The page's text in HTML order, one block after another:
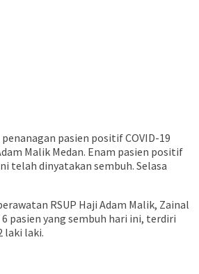
pasien positif COVID-19
Malik Medan. Enam pasien positif
telah dinyatakan sembuh. Selasa
RSUP Haji Adam Malik, Zainal
pasien yang sembuh hari ini, terdiri
laki laki.